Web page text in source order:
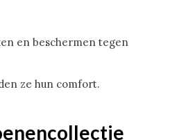
en beschermen tegen
ze hun comfort.